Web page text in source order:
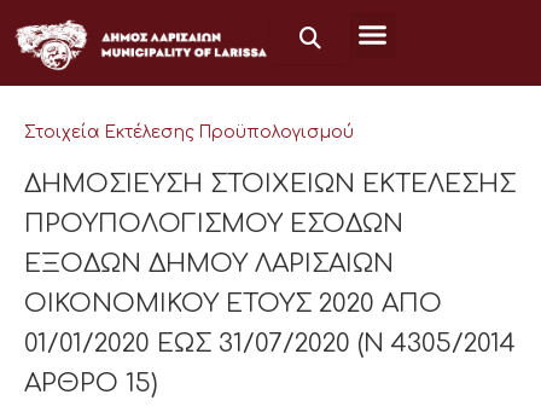
στο
περιεχόμενο
Στοιχεία Εκτέλεσης Προϋπολογισμού
ΔΗΜΟΣΙΕΥΣΗ ΣΤΟΙΧΕΙΩΝ ΕΚΤΕΛΕΣΗΣ
ΠΡΟΥΠΟΛΟΓΙΣΜΟΥ ΕΣΟΔΩΝ
ΕΞΟΔΩΝ ΔΗΜΟΥ ΛΑΡΙΣΑΙΩΝ
ΟΙΚΟΝΟΜΙΚΟΥ ΕΤΟΥΣ 2020 ΑΠΟ
01/01/2020 ΕΩΣ 31/07/2020 (Ν 4305/2014
ΑΡΘΡΟ 15)